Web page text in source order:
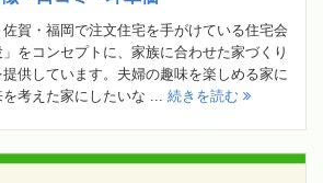
賀・福岡で注文住宅を手がけている住宅会
をコンセプトに、家族に合わせた家づくり
供しています。夫婦の趣味を楽しめる家に
考えた家にしたいな ... 続きを読む